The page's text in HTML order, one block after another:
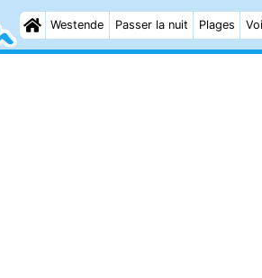
Westende Passer la nuit Plages